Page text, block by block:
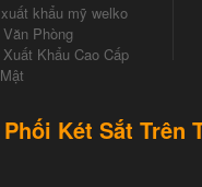
khẩu mỹ welko
Phòng
Khẩu Cao Cấp
Két Sắt Trên